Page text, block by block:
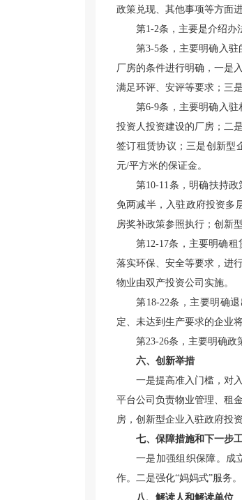
政策兑现、其他事项等方面进
第1-2条，主要是介绍办
第3-5条，主要明确入
厂房的条件进行明确，一是
满足环评、安评等要求；三
第6-9条，主要明确入
投资人投资建设的厂房；二
签订租赁协议；三是创新型
元/平方米的保证金。
第10-11条，明确扶持
免两减半，入驻政府投资多
房奖补政策参照执行；创新
第12-17条，主要明确
落实环保、安全等要求，进
物业由双产投资公司实施。
第18-22条，主要明确
定、未达到生产要求的企业
第23-26条，主要明确政
六、创新举措
一是提高准入门槛，对
平台公司负责物业管理、租
房，创新型企业入驻政府投
七、保障措施和下一步
一是加强组织保障。成
作。二是强化“妈妈式”服务
八、解读人和解读单位